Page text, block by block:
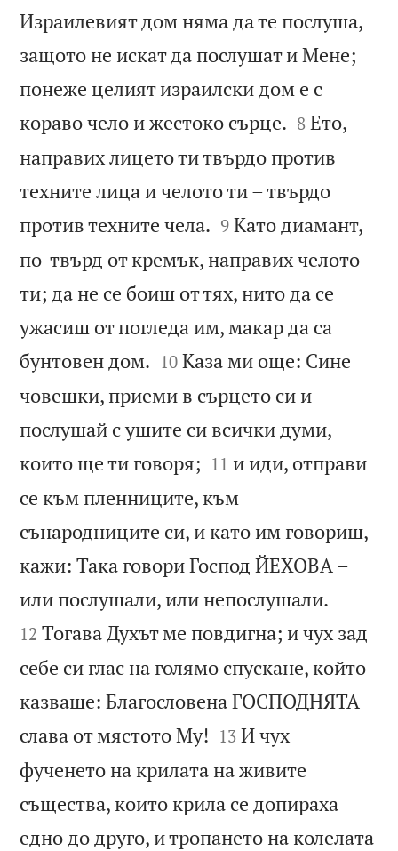
Израилевият дом няма да те послуша,
защото не искат да послушат и Мене;
понеже целият израилски дом е с
кораво чело и жестоко сърце. 

8 Ето,
направих лицето ти твърдо против
техните лица и челото ти – твърдо
против техните чела. 

9 Като диамант,
по-твърд от кремък, направих челото
ти; да не се боиш от тях, нито да се
ужасиш от погледа им, макар да са
бунтовен дом. 

10 Каза ми още: Сине
човешки, приеми в сърцето си и
послушай с ушите си всички думи,
които ще ти говоря; 

11 и иди, отправи
се към пленниците, към
сънародниците си, и като им говориш,
кажи: Така говори Господ ЙЕХОВА –
или послушали, или непослушали.
12 Тогава Духът ме повдигна; и чух зад
себе си глас на голямо спускане, който
казваше: Благословена ГОСПОДНЯТА
слава от мястото Му! 

13 И чух
фученето на крилата на живите
същества, които крила се допираха
едно до друго, и тропането на колелата